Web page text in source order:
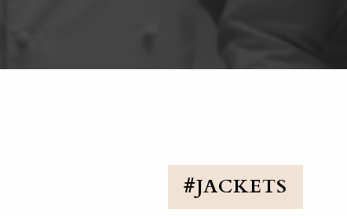
#JACKETS